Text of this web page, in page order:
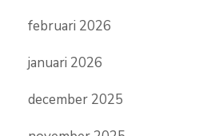
februari 2026
januari 2026
december 2025